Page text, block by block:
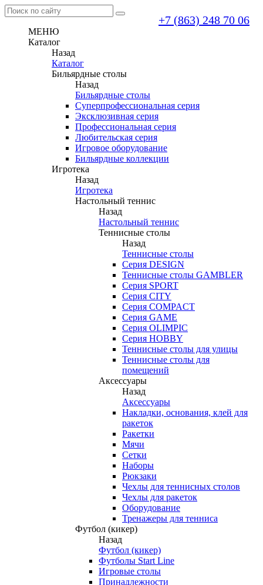
+7 (863) 248 70 06
МЕНЮ
Каталог
Назад
Каталог
Бильярдные столы
Назад
Бильярдные столы
Суперпрофессиональная серия
Эксклюзивная серия
Профессиональная серия
Любительская серия
Игровое оборудование
Бильярдные коллекции
Игротека
Назад
Игротека
Настольный теннис
Назад
Настольный теннис
Теннисные столы
Назад
Теннисные столы
Серия DESIGN
Теннисные столы GAMBLER
Серия SPORT
Серия CITY
Серия COMPACT
Серия GAME
Серия OLIMPIC
Серия HOBBY
Теннисные столы для улицы
Теннисные столы для
помещений
Аксессуары
Назад
Аксессуары
Накладки, основания, клей для
ракеток
Ракетки
Мячи
Сетки
Наборы
Рюкзаки
Чехлы для теннисных столов
Чехлы для ракеток
Оборудование
Тренажеры для тенниса
Футбол (кикер)
Назад
Футбол (кикер)
Футболы Start Line
Игровые столы
Принадлежности